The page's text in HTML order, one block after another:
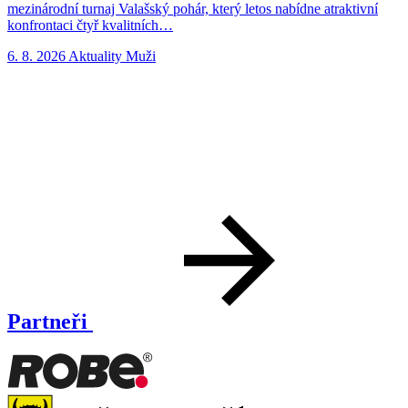
mezinárodní turnaj Valašský pohár, který letos nabídne atraktivní
konfrontaci čtyř kvalitních…
6. 8. 2026 Aktuality Muži
Partneři